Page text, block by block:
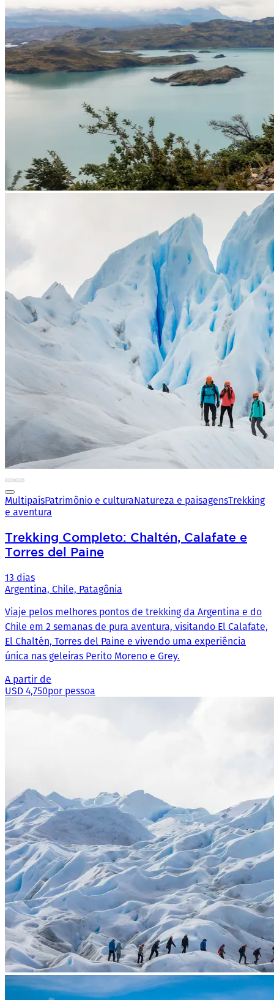
MultipaísPatrimônio e culturaNatureza e paisagensTrekking
e aventura
Trekking Completo: Chaltén, Calafate e
Torres del Paine
13 dias
Argentina, Chile, Patagônia
Viaje pelos melhores pontos de trekking da Argentina e do
Chile em 2 semanas de pura aventura, visitando El Calafate,
El Chaltén, Torres del Paine e vivendo uma experiência
única nas geleiras Perito Moreno e Grey.
A partir de
USD 4,750por pessoa